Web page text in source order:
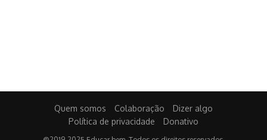
Quem somos Colaboração
Dizer algo
Política de privacidade
Donativo